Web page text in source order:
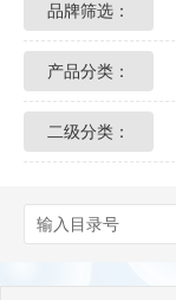
品牌筛选：
产品分类：
二级分类：